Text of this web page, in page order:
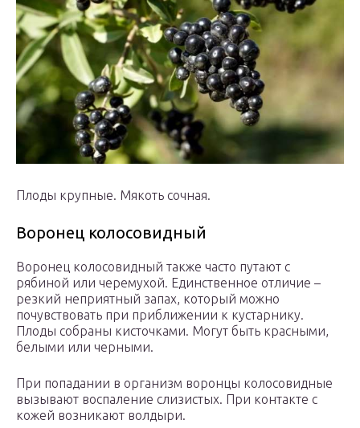
Плоды крупные. Мякоть сочная.
Воронец колосовидный
Воронец колосовидный также часто путают с
рябиной или черемухой. Единственное отличие –
резкий неприятный запах, который можно
почувствовать при приближении к кустарнику.
Плоды собраны кисточками. Могут быть красными,
белыми или черными.
При попадании в организм воронцы колосовидные
вызывают воспаление слизистых. При контакте с
кожей возникают волдыри.